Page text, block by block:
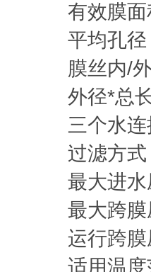
有效膜
平均孔
膜丝内/
外径*总
三个水
过滤方
最大进
最大跨
运行跨
适用温